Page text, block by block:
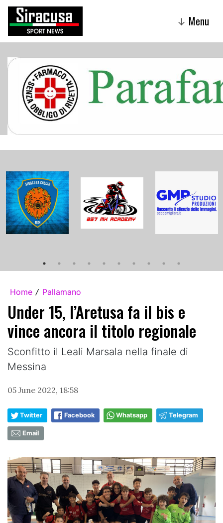
↓ Menu
Home / Pallamano
Under 15, l’Aretusa fa il bis e
vince ancora il titolo regionale
Sconfitto il Leali Marsala nella finale di
Messina
05 June 2022, 18:58
Twitter Facebook Whatsapp Telegram
Email